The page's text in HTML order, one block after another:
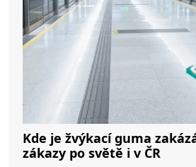
Kde je žvýkací guma
zákazy po světě i v ČR